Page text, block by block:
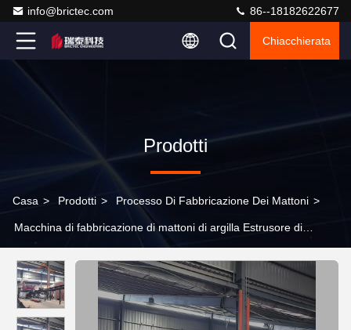
info@brictec.com 86--18182622677
Chiacchierata
Prodotti
Casa > Prodotti > Processo Di Fabbricazione Dei Mattoni >
Macchina di fabbricazione di mattoni di argilla Estrusore di
mattoni